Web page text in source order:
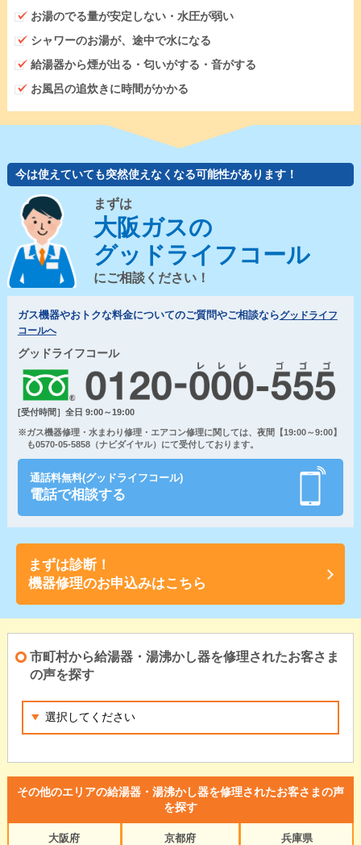
お湯のでる量が安定しない・水圧が弱い
シャワーのお湯が、途中で水になる
給湯器から煙が出る・匂いがする・音がする
お風呂の追炊きに時間がかかる
今は使えていても突然使えなくなる可能性があります！
まずは
大阪ガスの
グッドライフコール
にご相談ください！
ガス機器やおトクな料金についてのご質問やご相談ならグッドライフ
コールへ
グッドライフコール
[受付時間］全日 9:00～19:00
※ガス機器修理・水まわり修理・エアコン修理に関しては、夜間【19:00～9:00】
も0570-05-5858（ナビダイヤル）にて受付しております。
通話料無料(グッドライフコール)
電話で相談する
まずは診断！
機器修理のお申込みはこちら
市町村から給湯器・湯沸かし器を修理されたお客さま
の声を探す
その他のエリアの給湯器・湯沸かし器を修理されたお客さまの声
を探す
大阪府
京都府
兵庫県